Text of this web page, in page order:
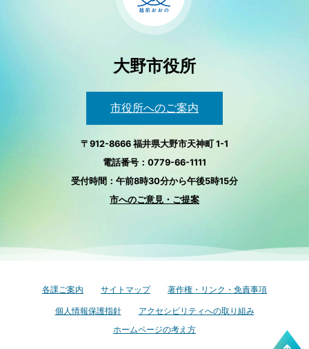
大野市役所
市役所へのご案内
〒912-8666 福井県大野市天神町 1-1
電話番号：0779-66-1111
受付時間：午前8時30分から午後5時15分
市へのご意見・ご提案
各課ご案内 サイトマップ 著作権・リンク・免責事項
個人情報保護指針
アクセシビリティへの取り組み
ホームページの考え方